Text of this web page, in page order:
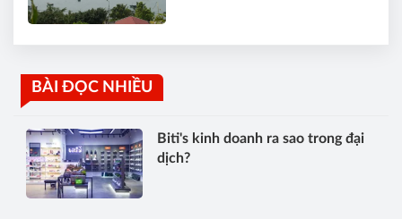
BÀI ĐỌC NHIỀU
Biti's kinh doanh ra sao trong đại
dịch?